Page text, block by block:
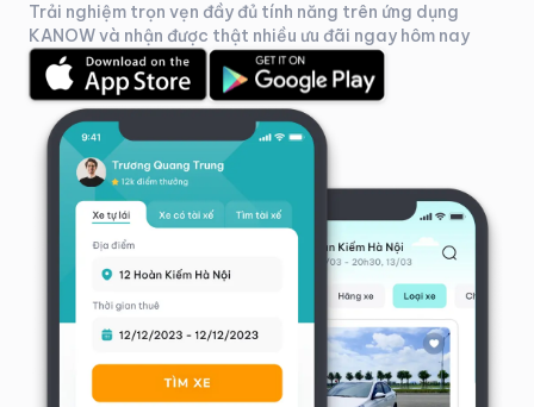
Trải nghiệm trọn vẹn đầy đủ tính năng trên ứng dụng
KANOW và nhận được thật nhiều ưu đãi ngay hôm nay